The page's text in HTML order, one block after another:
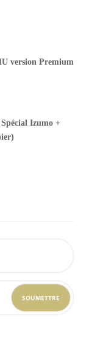
version Premium
Izumo +